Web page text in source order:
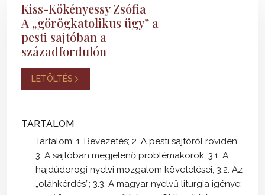
Kiss-Kökényessy Zsófia
A „görögkatolikus ügy” a
pesti sajtóban a
századfordulón
LETÖLTÉS
TARTALOM
Tartalom: 1. Bevezetés; 2. A pesti sajtóról röviden;
3. A sajtóban megjelenő problémakörök; 3.1. A
hajdúdorogi nyelvi mozgalom követelései; 3.2. Az
„oláhkérdés”; 3.3. A magyar nyelvű liturgia igénye;